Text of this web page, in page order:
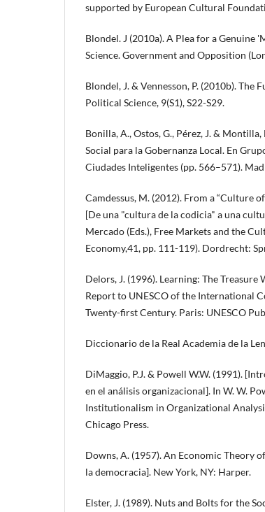
supported by European Cultural
Blondel. J (2010a). A Plea for a
Science. Government and Opposition
Blondel, J. & Vennesson, P. (2010b). The
Political Science, 9(S1), S22-S29.
Bonilla, A., Ostos, G., Pérez, J. &
Social para la Gobernanza Local. En
Ciudades Inteligentes (pp. 566–571).
Camdessus, M. (2012). From a “Culture
[De una "cultura de la codicia" a una
Mercado (Eds.), Free Markets and the
Economy,41, pp. 111-119). Dordrecht:
Delors, J. (1996). Learning: The
Report to UNESCO of the International
Twenty-first Century. Paris: UNESCO
Diccionario de la Real Academia de la
DiMaggio, P.J. & Powell W.W. (1991).
en el análisis organizacional]. In W. W.
Institutionalism in Organizational
Chicago Press.
Downs, A. (1957). An Economic Theory
la democracia]. New York, NY: Harper.
Elster, J. (1989). Nuts and Bolts for the